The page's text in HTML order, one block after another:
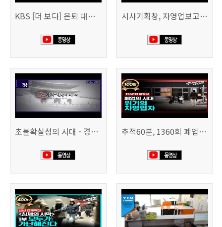
KBS [더 보다] 은퇴 대신 폐업 시사기획창, 자영업보고서 빚의 굴레 507회 (KBS 25.6.10)
초불확실성의 시대 - 경제를 구하라 494회 (KBS 25.2.11) 추적60분, 1360회 폐업의 시대, 위기의 자영업자